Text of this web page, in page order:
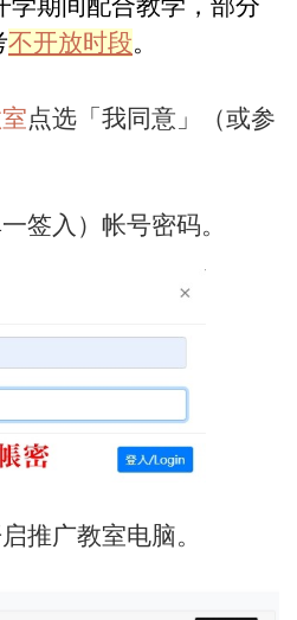
不开放时段。
点选「我同意」（或参
入）帐号密码。
广教室电脑。